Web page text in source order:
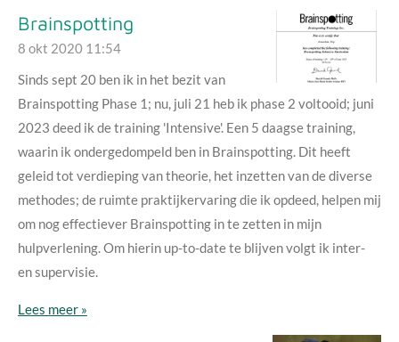
Brainspotting
8 okt 2020 11:54
Sinds sept 20 ben ik in het bezit van
Brainspotting Phase 1; nu, juli 21 heb ik phase 2 voltooid; juni
2023 deed ik de training 'Intensive'. Een 5 daagse training,
waarin ik ondergedompeld ben in Brainspotting. Dit heeft
geleid tot verdieping van theorie, het inzetten van de diverse
methodes; de ruimte praktijkervaring die ik opdeed, helpen mij
om nog effectiever Brainspotting in te zetten in mijn
hulpverlening. Om hierin up-to-date te blijven volgt ik inter-
en supervisie.
Lees meer »